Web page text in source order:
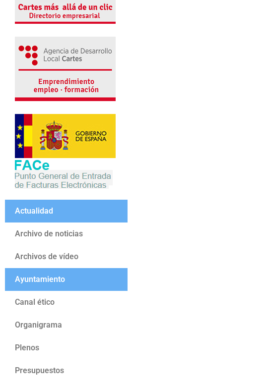
Actualidad
Archivo de noticias
Archivos de vídeo
Ayuntamiento
Canal ético
Organigrama
Plenos
Presupuestos